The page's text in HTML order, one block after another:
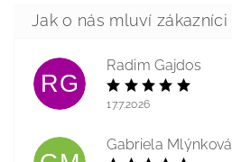
RG
Radim Gajdos
17.7.2026
Gabriela Mlýnková